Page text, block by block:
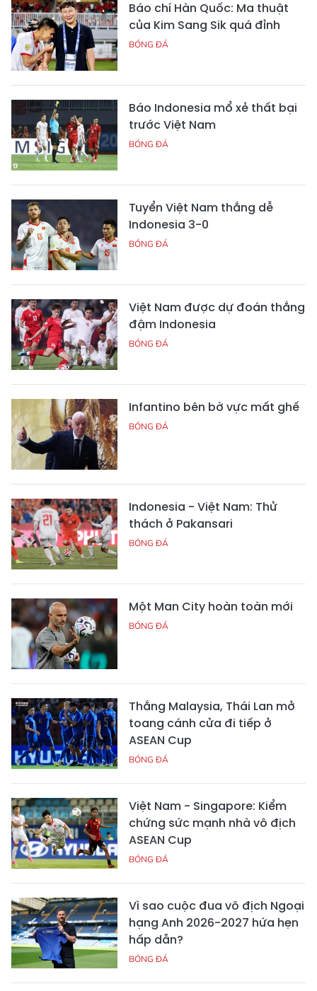
Báo chí Hàn Quốc: Ma thuật
của Kim Sang Sik quá đỉnh
BÓNG ĐÁ
Báo Indonesia mổ xẻ thất bại
trước Việt Nam
BÓNG ĐÁ
Tuyển Việt Nam thắng dễ
Indonesia 3-0
BÓNG ĐÁ
Việt Nam được dự đoán thắng
đậm Indonesia
BÓNG ĐÁ
Infantino bên bờ vực mất ghế
BÓNG ĐÁ
Indonesia - Việt Nam: Thử
thách ở Pakansari
BÓNG ĐÁ
Một Man City hoàn toàn mới
BÓNG ĐÁ
Thắng Malaysia, Thái Lan mở
toang cánh cửa đi tiếp ở
ASEAN Cup
BÓNG ĐÁ
Việt Nam - Singapore: Kiểm
chứng sức mạnh nhà vô địch
ASEAN Cup
BÓNG ĐÁ
Vì sao cuộc đua vô địch Ngoại
hạng Anh 2026-2027 hứa hẹn
hấp dẫn?
BÓNG ĐÁ